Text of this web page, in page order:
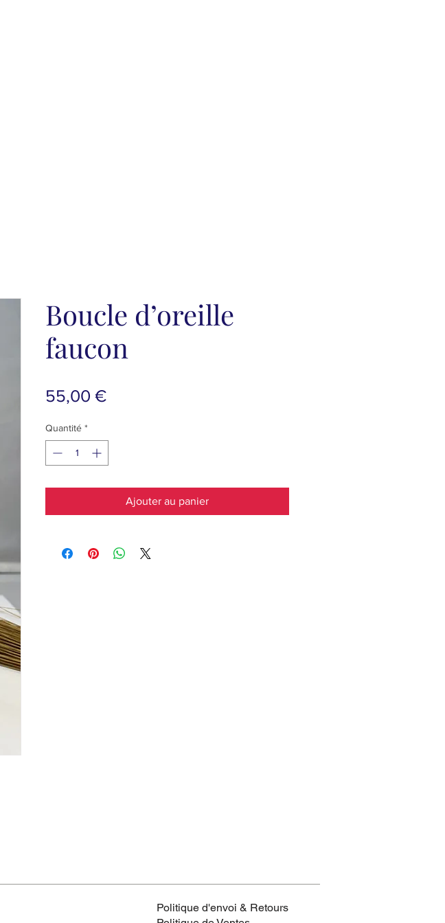
Boucle d’oreille
faucon
55,00 €Prix
Quantité *
Ajouter au panier
Politique d'envoi & Retours